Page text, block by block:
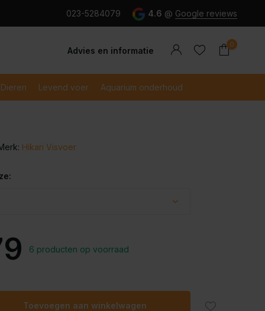
en snel betaald met iDeal
023-5284079 4.6 @ Google reviews
Advies en informatie
0
Dieren Levend voer Aquarium onderhoud
Hikari Visvoer
6 producten op voorraad
Toevoegen aan winkelwagen